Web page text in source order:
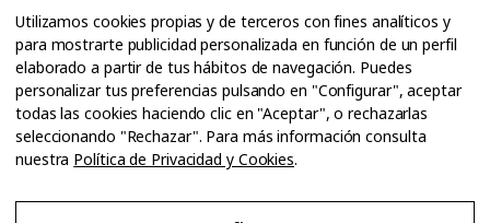
Ópticos
Cuadernos
Guías
Dossier
Anuarios
Ofertas de empleo
Utilizamos cookies propias y de terceros con fines analíticos y
para mostrarte publicidad personalizada en función de un perfil
elaborado a partir de tus hábitos de navegación. Puedes
personalizar tus preferencias pulsando en "Configurar", aceptar
todas las cookies haciendo clic en "Aceptar", o rechazarlas
seleccionando "Rechazar". Para más información consulta
nuestra Política de Privacidad y Cookies.